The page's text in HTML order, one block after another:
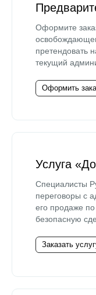
Оформите
претендовать
текущий
Оформить
Услуга
Специалисты
переговоры с
его продаже
безопасную
Заказать